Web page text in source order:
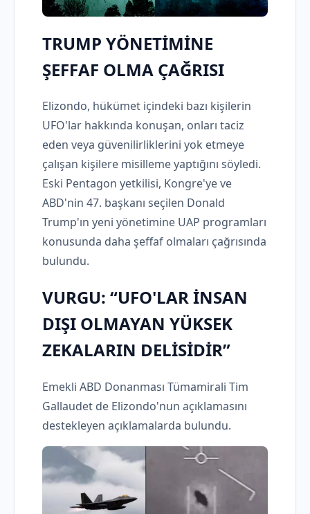
TRUMP YÖNETİMİNE
ŞEFFAF OLMA ÇAĞRISI
Elizondo, hükümet içindeki bazı kişilerin
UFO'lar hakkında konuşan, onları taciz
eden veya güvenilirliklerini yok etmeye
çalışan kişilere misilleme yaptığını söyledi.
Eski Pentagon yetkilisi, Kongre'ye ve
ABD'nin 47. başkanı seçilen Donald
Trump'ın yeni yönetimine UAP programları
konusunda daha şeffaf olmaları çağrısında
bulundu.
VURGU: “UFO'LAR İNSAN
DIŞI OLMAYAN YÜKSEK
ZEKALARIN DELİSİDİR”
Emekli ABD Donanması Tümamirali Tim
Gallaudet de Elizondo'nun açıklamasını
destekleyen açıklamalarda bulundu.